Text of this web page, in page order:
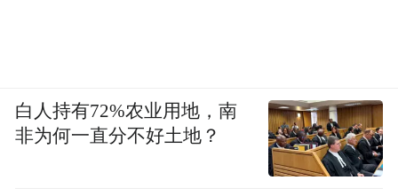
白人持有72%农业用地，南
非为何一直分不好土地？